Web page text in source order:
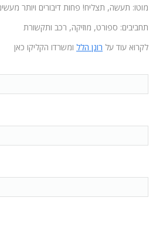
מוטו: תעשה, תצליח! פחות דיבורים ויותר
תחביבים: ספורט, מוזיקה, רכב ותקשורת
לקרוא עוד על רונן הלל ומשרדו הקליקו כאן